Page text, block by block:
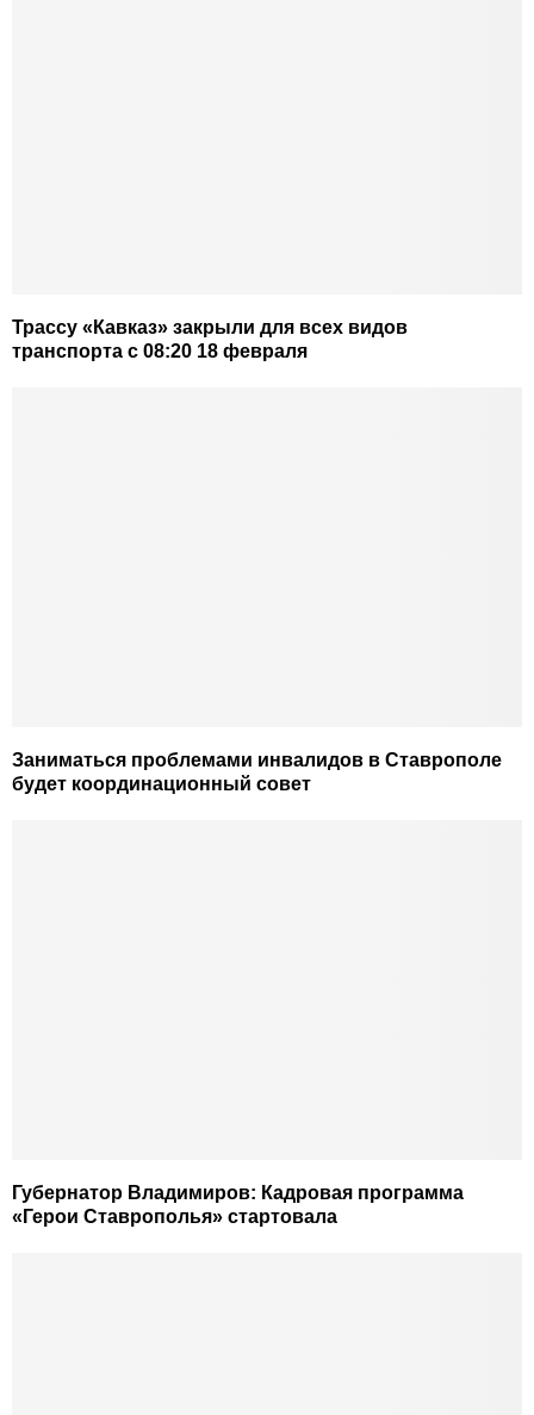
Трассу «Кавказ» закрыли для всех видов
транспорта с 08:20 18 февраля
Заниматься проблемами инвалидов в Ставрополе
будет координационный совет
Губернатор Владимиров: Кадровая программа
«Герои Ставрополья» стартовала